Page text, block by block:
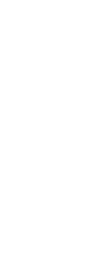
Pluvial
Calçamento
de Estradas Rurais
em Paralelepípedo